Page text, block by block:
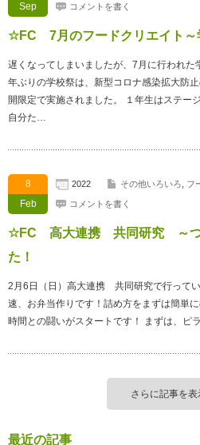
Sep
コメントを書く
☆FC 7月のフードクリエイト～
遅くなってしまいましたが、7月に行われた
年ぶりの学校祭は、新型コロナ感染拡大防
開限定で実施されました。 １年生はステー
自分た…
8
Feb
2022 その他いろいろ フ
コメントを書く
☆FC 高大連携 共同研究 ～つ
た！
2月6日（日）高大連携 共同研究で行って
速、お弁当作りです！詰め方をまずは簡単
時間との闘いがスタートです！ まずは、ピ
さらに記事を表
最近の記事